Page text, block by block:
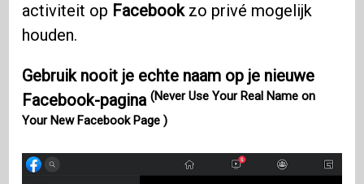
activiteit op Facebookzo privé mogelijk
houden.
Gebruik nooit je echte naam op je nieuwe
Facebook-pagina(Never Use Your Real Name on
Your New Facebook Page )